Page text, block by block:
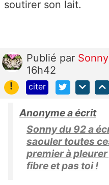
soutirer son lait.
Publié par
16h42
!
citer
Anonyme a écrit
Sonny du 92 a
saouler toutes
premier à
fibre et pas toi !